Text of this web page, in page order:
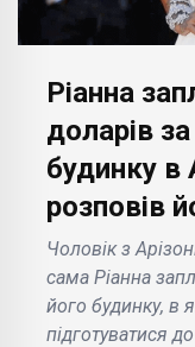
Ріанна
доларів
будинку в
розповів
Чоловік з
сама Ріанна
його будинку, в
підготуватися